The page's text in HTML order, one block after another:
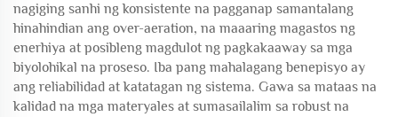
nagiging sanhi ng konsistente na pagganap samantalang
hinahindian ang over-aeration, na maaaring magastos ng
enerhiya at posibleng magdulot ng pagkakaaway sa mga
biyolohikal na proseso. Iba pang mahalagang benepisyo ay
ang reliabilidad at katatagan ng sistema. Gawa sa mataas na
kalidad na mga materyales at sumasailalim sa robust na